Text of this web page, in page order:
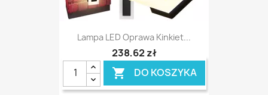
Lampa LED Oprawa Kinkiet...
238,62 zł
 DO KOSZYKA